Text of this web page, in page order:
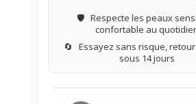
🛡️ Respecte les peaux
confortable au
🔄 Essayez sans risque,
sous 14 jours